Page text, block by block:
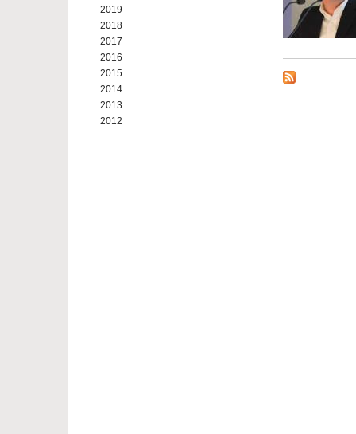
2019
2018
2017
2016
2015
2014
2013
2012